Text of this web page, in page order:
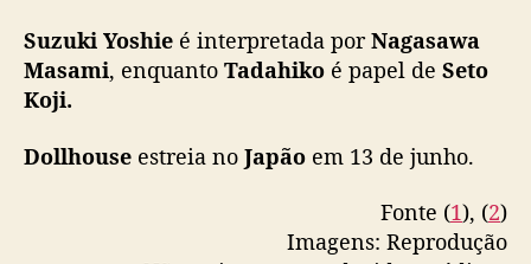
g
a
s
a
s
Suzuki Yoshie é interpretada porNagasawa
Masami, enquanto Tadahiko é papel de Seto
Koji.
Dollhouse estreia no Japão em 13 de junho.
Fonte (1), (2)
Imagens: Reprodução